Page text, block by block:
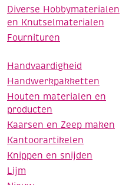
Diverse Hobbymaterialen
en Knutselmaterialen
Fournituren
Handvaardigheid
Handwerkpakketten
Houten materialen en
producten
Kaarsen en Zeep maken
Kantoorartikelen
Knippen en snijden
Lijm